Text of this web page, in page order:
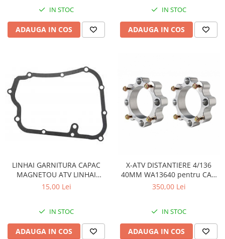
IN STOC
ADAUGA IN COS
IN STOC
ADAUGA IN COS
LINHAI GARNITURA CAPAC
MAGNETOU ATV LINHAI
260/300/400 - 23617
15,00 Lei
IN STOC
ADAUGA IN COS
X-ATV DISTANTIERE 4/136
40MM WA13640 pentru CAN
AM
350,00 Lei
IN STOC
ADAUGA IN COS